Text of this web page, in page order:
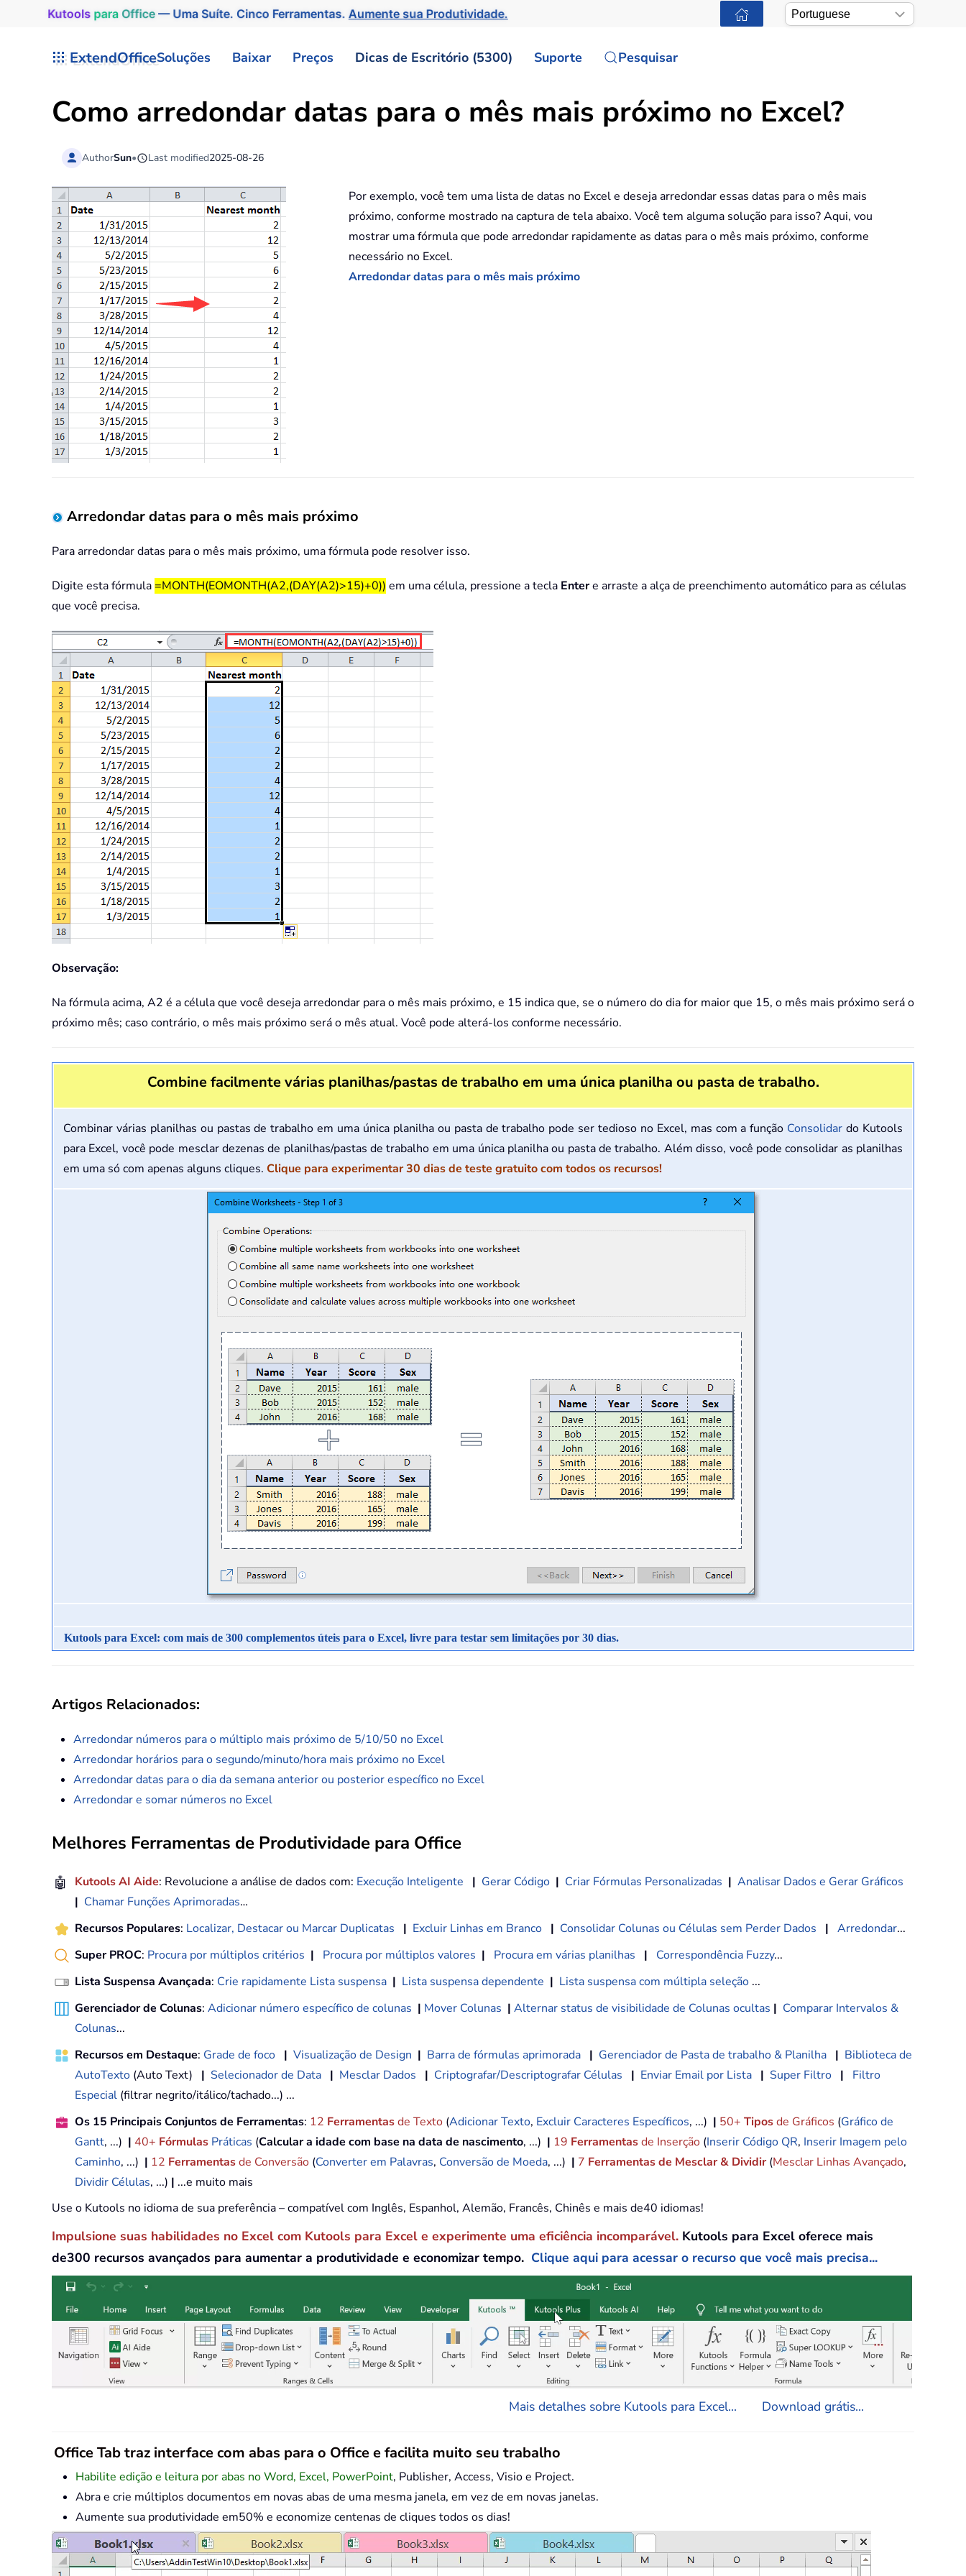
Kutools para Office— Uma Suíte. Cinco Ferramentas.Aumente sua Produtividade.
ExtendOfficeSoluções Baixar Preços Dicas de Escritório (5300) Suporte Pesquisar
Como arredondar datas para o mês mais próximo no Excel?
AuthorSun• Last modified2025-08-26
Por exemplo, você tem uma lista de datas no Excel e deseja arredondar essas datas para o mês mais
próximo, conforme mostrado na captura de tela abaixo. Você tem alguma solução para isso? Aqui, vou
mostrar uma fórmula que pode arredondar rapidamente as datas para o mês mais próximo, conforme
necessário no Excel.
Arredondar datas para o mês mais próximo
Arredondar datas para o mês mais próximo
Para arredondar datas para o mês mais próximo, uma fórmula pode resolver isso.
Digite esta fórmula =MONTH(EOMONTH(A2,(DAY(A2)>15)+0)) em uma célula, pressione a tecla Entere arraste a alça de preenchimento automático para as células
que você precisa.
Observação:
Na fórmula acima, A2 é a célula que você deseja arredondar para o mês mais próximo, e 15 indica que, se o número do dia for maior que 15, o mês mais próximo será o
próximo mês; caso contrário, o mês mais próximo será o mês atual. Você pode alterá-los conforme necessário.
Combine facilmente várias planilhas/pastas de trabalho em uma única planilha ou pasta de trabalho.
Combinar várias planilhas ou pastas de trabalho em uma única planilha ou pasta de trabalho pode ser tedioso no Excel, mas com a função Consolidar do Kutools
para Excel, você pode mesclar dezenas de planilhas/pastas de trabalho em uma única planilha ou pasta de trabalho. Além disso, você pode consolidar as planilhas
em uma só com apenas alguns cliques. Clique para experimentar 30 dias de teste gratuito com todos os recursos!
Kutools para Excel: com mais de 300 complementos úteis para o Excel, livre para testar sem limitações por 30 dias.
Artigos Relacionados:
Arredondar números para o múltiplo mais próximo de 5/10/50 no Excel
Arredondar horários para o segundo/minuto/hora mais próximo no Excel
Arredondar datas para o dia da semana anterior ou posterior específico no Excel
Arredondar e somar números no Excel
Melhores Ferramentas de Produtividade para Office
🤖 Kutools AI Aide: Revolucione a análise de dados com: Execução Inteligente | Gerar Código | Criar Fórmulas Personalizadas | Analisar Dados e Gerar Gráficos
| Chamar Funções Aprimoradas…
Recursos Populares: Localizar, Destacar ou Marcar Duplicatas | Excluir Linhas em Branco | Consolidar Colunas ou Células sem Perder Dados | Arredondar...
Super PROC: Procura por múltiplos critérios | Procura por múltiplos valores | Procura em várias planilhas | Correspondência Fuzzy...
Lista Suspensa Avançada: Crie rapidamente Lista suspensa | Lista suspensa dependente | Lista suspensa com múltipla seleção ...
Gerenciador de Colunas: Adicionar número específico de colunas | Mover Colunas | Alternar status de visibilidade de Colunas ocultas | Comparar Intervalos &
Colunas...
Recursos em Destaque: Grade de foco | Visualização de Design | Barra de fórmulas aprimorada | Gerenciador de Pasta de trabalho & Planilha | Biblioteca de
AutoTexto (Auto Text) | Selecionador de Data | Mesclar Dados | Criptografar/Descriptografar Células | Enviar Email por Lista | Super Filtro |
Filtro
Especial (filtrar negrito/itálico/tachado...) ...
Os 15 Principais Conjuntos de Ferramentas: 12 Ferramentasde Texto (Adicionar Texto, Excluir Caracteres Específicos, ...) | 50+ Tiposde Gráficos (Gráfico de
Gantt, ...) | 40+ Fórmulas Práticas (Calcular a idade com base na data de nascimento, ...) | 19 Ferramentasde Inserção (Inserir Código QR, Inserir Imagem pelo
Caminho, ...) | 12 Ferramentasde Conversão (Converter em Palavras, Conversão de Moeda, ...) | 7 Ferramentas de Mesclar & Dividir (Mesclar Linhas Avançado,
Dividir Células, ...) | ...e muito mais
Use o Kutools no idioma de sua preferência – compatível com Inglês, Espanhol, Alemão, Francês, Chinês e mais de40 idiomas!
Impulsione suas habilidades no Excel com Kutools para Excel e experimente uma eficiência incomparável. Kutools para Excel oferece mais
de300 recursos avançados para aumentar a produtividade e economizar tempo. Clique aqui para acessar o recurso que você mais precisa...
Mais detalhes sobre Kutools para Excel... Download grátis...
Office Tab traz interface com abas para o Office e facilita muito seu trabalho
Habilite edição e leitura por abas no Word, Excel, PowerPoint, Publisher, Access, Visio e Project.
Abra e crie múltiplos documentos em novas abas de uma mesma janela, em vez de em novas janelas.
Aumente sua produtividade em50% e economize centenas de cliques todos os dias!